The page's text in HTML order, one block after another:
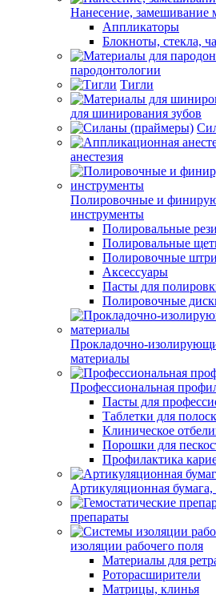
Нанесение, замешивание
Аппликаторы
Блокноты, стекла,
пародонтологии
Тигли
для шинирования зубов
анестезия
Полировочные и
инструменты
Полировальные
Полировальные
Полировочные
Аксессуары
Пасты для
Полировочные
Прокладочно-
материалы
Профессиональная
Пасты для
Таблетки для
Клиническое
Порошки для
Профилактика
Артикуляционная бумага,
препараты
изоляции рабочего поля
Материалы для
Роторасширители
Матрицы, клинья